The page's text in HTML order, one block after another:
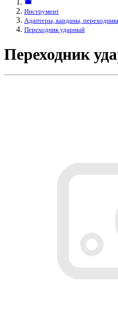
Инструмент
Адаптеры, карданы,
Переходник ударный
Переходник